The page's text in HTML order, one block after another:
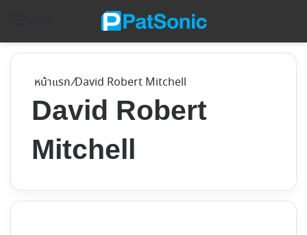
หน้าแรก/David Robert Mitchell
David Robert
Mitchell